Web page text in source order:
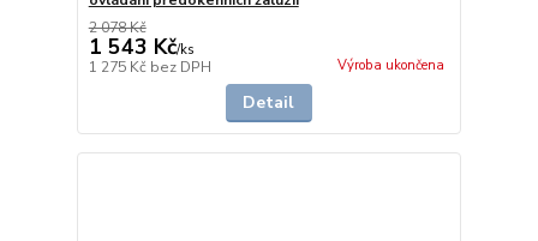
2 078 Kč
1 543 Kč/ks
1 275 Kč bez DPH Výroba ukončena
Detail